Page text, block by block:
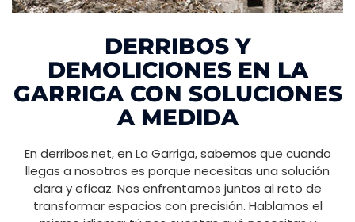
DERRIBOS Y
DEMOLICIONES EN LA
GARRIGA CON SOLUCIONES
A MEDIDA
En derribos.net, en La Garriga, sabemos que cuando
llegas a nosotros es porque necesitas una solución
clara y eficaz. Nos enfrentamos juntos al reto de
transformar espacios con precisión. Hablamos el